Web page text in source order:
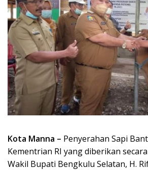
Kota Manna – Penyerahan Sapi
Kementrian RI yang diberikan
Wakil Bupati Bengkulu Selatan, H.